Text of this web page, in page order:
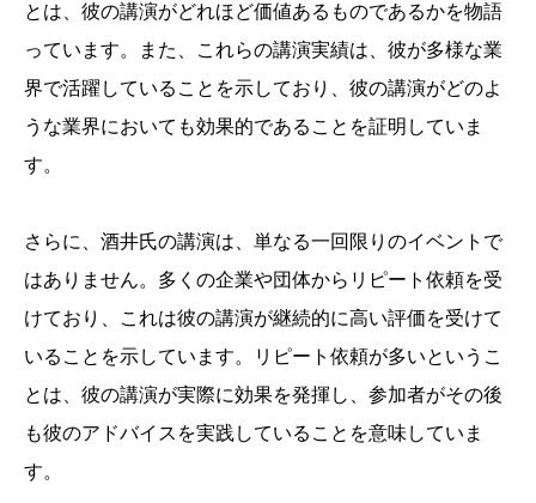
とは、彼の講演がどれほど価値あるものであるかを物語
っています。また、これらの講演実績は、彼が多様な業
界で活躍していることを示しており、彼の講演がどのよ
うな業界においても効果的であることを証明していま
す。
さらに、酒井氏の講演は、単なる一回限りのイベントで
はありません。多くの企業や団体からリピート依頼を受
けており、これは彼の講演が継続的に高い評価を受けて
いることを示しています。リピート依頼が多いというこ
とは、彼の講演が実際に効果を発揮し、参加者がその後
も彼のアドバイスを実践していることを意味していま
す。